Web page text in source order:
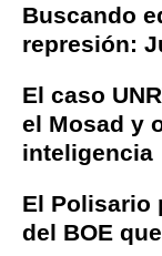
Buscando
represión:
El caso
el Mosad y
inteligencia
El Polisario
del BOE